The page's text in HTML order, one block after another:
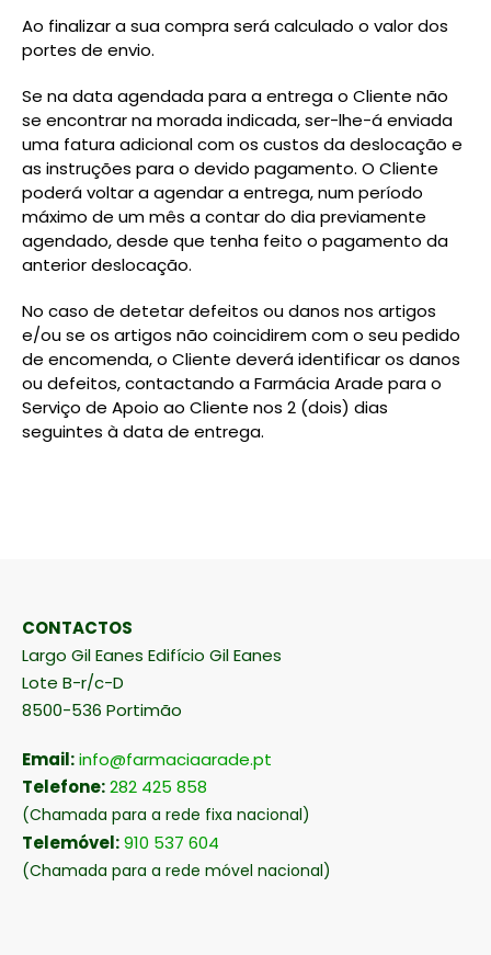
Ao finalizar a sua compra será calculado o valor dos
portes de envio.
Se na data agendada para a entrega o Cliente não
se encontrar na morada indicada, ser-lhe-á enviada
uma fatura adicional com os custos da deslocação e
as instruções para o devido pagamento. O Cliente
poderá voltar a agendar a entrega, num período
máximo de um mês a contar do dia previamente
agendado, desde que tenha feito o pagamento da
anterior deslocação.
No caso de detetar defeitos ou danos nos artigos
e/ou se os artigos não coincidirem com o seu pedido
de encomenda, o Cliente deverá identificar os danos
ou defeitos, contactando a Farmácia Arade para o
Serviço de Apoio ao Cliente nos 2 (dois) dias
seguintes à data de entrega.
CONTACTOS
Largo Gil Eanes Edifício Gil Eanes
Lote B-r/c-D
8500-536 Portimão
Email:info@farmaciaarade.pt
Telefone:282 425 858
(Chamada para a rede fixa nacional)
Telemóvel:910 537 604
(Chamada para a rede móvel nacional)